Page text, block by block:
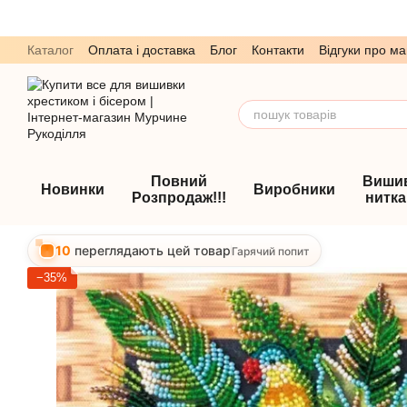
Каталог Оплата і доставка Блог Контакти
Відгуки про
Обмін та повернення
Угода користувача
Новинки
Повний
Розпродаж!!!
Виробники
10 переглядають цей товарГарячий попит
−35%